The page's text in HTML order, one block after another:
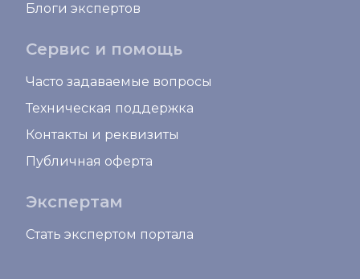
Блоги экспертов
Сервис и помощь
Часто задаваемые вопросы
Техническая поддержка
Контакты и реквизиты
Публичная оферта
Экспертам
Стать экспертом портала